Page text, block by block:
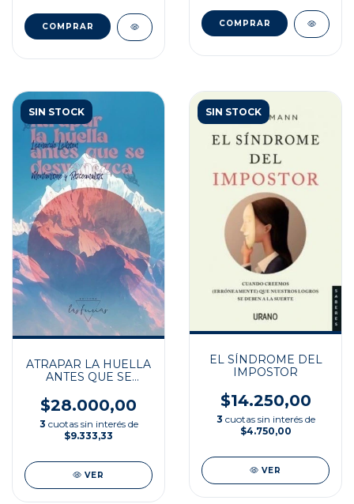
SIN STOCK
ATRAPAR LA HUELLA
ANTES QUE SE
$28.000,00
3 cuotas sin interés de
$9.333,33
VER
SIN STOCK
EL SÍNDROME DEL
IMPOSTOR
$14.250,00
3 cuotas sin interés de
$4.750,00
VER